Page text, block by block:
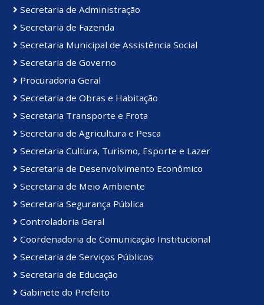
Secretaria de Administração
Secretaria de Fazenda
Secretaria Municipal de Assistência Social
Secretaria de Governo
Procuradoria Geral
Secretaria de Obras e Habitação
Secretaria Transporte e Frota
Secretaria de Agricultura e Pesca
Secretaria Cultura, Turismo, Esporte e Lazer
Secretaria de Desenvolvimento Econômico
Secretaria de Meio Ambiente
Secretaria Segurança Pública
Controladoria Geral
Coordenadoria de Comunicação Institucional
Secretaria de Serviços Públicos
Secretaria de Educação
Gabinete do Prefeito